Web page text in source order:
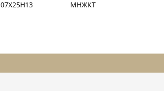
07Х25Н13 МНЖКТ